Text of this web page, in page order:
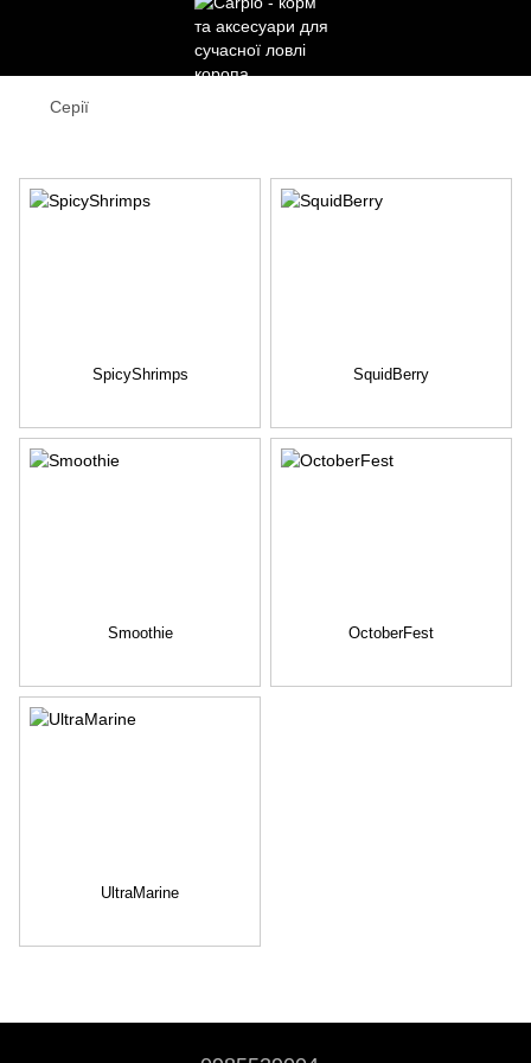
Серії
SpicyShrimps SquidBerry
Smoothie OctoberFest
UltraMarine